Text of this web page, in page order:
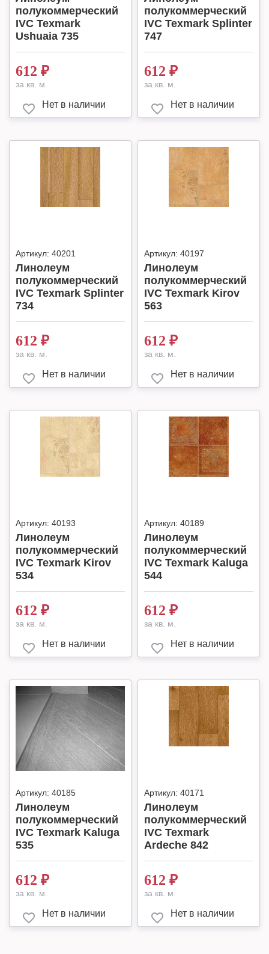
полукоммерческий
IVC Texmark
Ushuaia 735
612 ₽
за кв. м.
Нет в наличии
полукоммерческий
IVC Texmark Splinter
747
612 ₽
за кв. м.
Нет в наличии
Артикул: 40201
Линолеум
полукоммерческий
IVC Texmark Splinter
734
612 ₽
за кв. м.
Нет в наличии
Артикул: 40197
Линолеум
полукоммерческий
IVC Texmark Kirov
563
612 ₽
за кв. м.
Нет в наличии
Артикул: 40193
Линолеум
полукоммерческий
IVC Texmark Kirov
534
612 ₽
за кв. м.
Нет в наличии
Артикул: 40189
Линолеум
полукоммерческий
IVC Texmark Kaluga
544
612 ₽
за кв. м.
Нет в наличии
Артикул: 40185
Линолеум
полукоммерческий
IVC Texmark Kaluga
535
612 ₽
за кв. м.
Нет в наличии
Артикул: 40171
Линолеум
полукоммерческий
IVC Texmark
Ardeche 842
612 ₽
за кв. м.
Нет в наличии